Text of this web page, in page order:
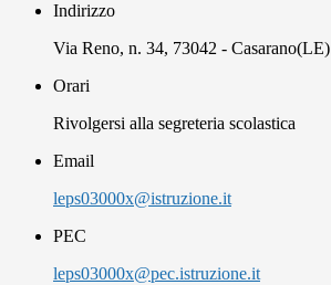
Indirizzo
Via Reno, n. 34, 73042 - Casarano(LE)
Orari
Rivolgersi alla segreteria scolastica
Email
leps03000x@istruzione.it
PEC
leps03000x@pec.istruzione.it